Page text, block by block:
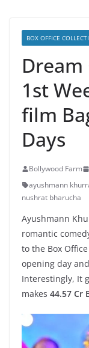
BOX OFFICE
1st
film
Days
Bollywood Farm
ayushmann
nushrat bharucha
Ayushmann
romantic
to the Box
opening day
Interestingly, It
makes 44.57 Cr